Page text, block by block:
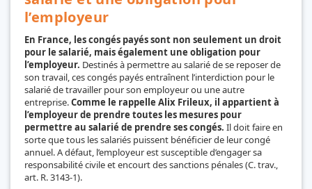
l’employeur
En France, les congés payés sont non seulement un droit
pour le salarié, mais également une obligation pour
l’employeur. Destinés à permettre au salarié de se reposer de
son travail, ces congés payés entraînent l’interdiction pour le
salarié de travailler pour son employeur ou une autre
entreprise.Comme le rappelle Alix Frileux, il appartient à
l’employeur de prendre toutes les mesures pour
permettre au salarié de prendre ses congés. Il doit faire en
sorte que tous les salariés puissent bénéficier de leur congé
annuel. A défaut, l’employeur est susceptible d’engager sa
responsabilité civile et encourt des sanctions pénales (C. trav.,
art. R. 3143-1).